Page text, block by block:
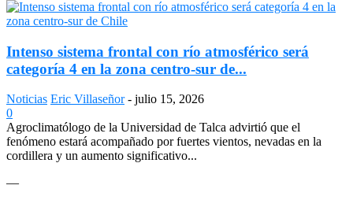
Intenso sistema frontal con río atmosférico será
categoría 4 en la zona centro-sur de...
Noticias Eric Villaseñor - julio 15, 2026
0
Agroclimatólogo de la Universidad de Talca advirtió que el
fenómeno estará acompañado por fuertes vientos, nevadas en la
cordillera y un aumento significativo...
—